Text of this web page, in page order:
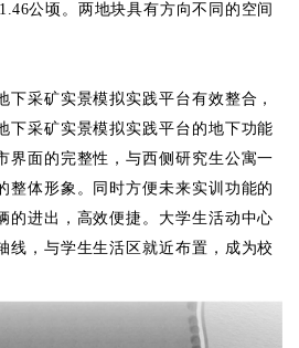
公顷。两地块具有方向不同的空间
下采矿实景模拟实践平台有效整合，
下采矿实景模拟实践平台的地下功能
界面的完整性，与西侧研究生公寓一
整体形象。同时方便未来实训功能的
的进出，高效便捷。大学生活动中心
线，与学生生活区就近布置，成为校